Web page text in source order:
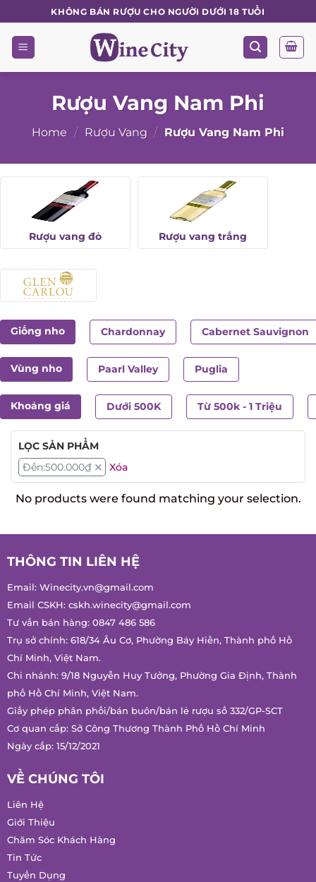
to
content
KHÔNG BÁN RƯỢU CHO NGƯỜI DƯỚI 18 TUỔI
Rượu Vang Nam Phi
Home / Rượu Vang / Rượu Vang Nam Phi
Rượu vang đỏ Rượu vang trắng
Giống nho Chardonnay Cabernet Sauvignon
Vùng nho Paarl Valley Puglia
Khoảng giá Dưới 500K Từ 500k - 1 Triệu
LỌC SẢN PHẨM
Đến:500.000₫ Xóa
No products were found matching your selection.
THÔNG TIN LIÊN HỆ
Email: Winecity.vn@gmail.com
Email CSKH: cskh.winecity@gmail.com
Tư vấn bán hàng: 0847 486 586
Trụ sở chính: 618/34 Âu Cơ, Phường Bảy Hiền, Thành phố Hồ
Chí Minh, Việt Nam.
Chi nhánh: 9/18 Nguyễn Huy Tưởng, Phường Gia Định, Thành
phố Hồ Chí Minh, Việt Nam.
Giấy phép phân phối/bán buôn/bán lẻ rượu số 332/GP-SCT
Cơ quan cấp: Sở Công Thương Thành Phố Hồ Chí Minh
Ngày cấp: 15/12/2021
VỀ CHÚNG TÔI
Liên Hệ
Giới Thiệu
Chăm Sóc Khách Hàng
Tin Tức
Tuyển Dụng